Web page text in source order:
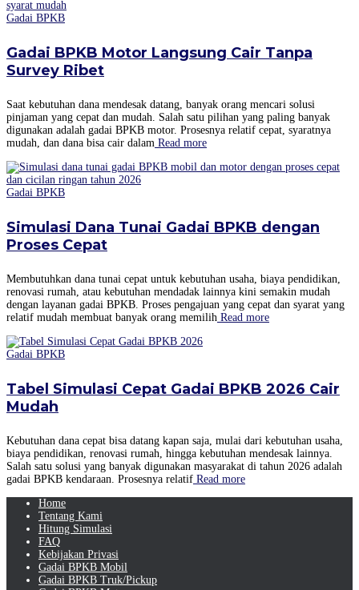
Gadai BPKB
Gadai BPKB Motor Langsung Cair Tanpa
Survey Ribet
Saat kebutuhan dana mendesak datang, banyak orang mencari solusi
pinjaman yang cepat dan mudah. Salah satu pilihan yang paling banyak
digunakan adalah gadai BPKB motor. Prosesnya relatif cepat, syaratnya
mudah, dan dana bisa cair dalam Read more
Gadai BPKB
Simulasi Dana Tunai Gadai BPKB dengan
Proses Cepat
Membutuhkan dana tunai cepat untuk kebutuhan usaha, biaya pendidikan,
renovasi rumah, atau kebutuhan mendadak lainnya kini semakin mudah
dengan layanan gadai BPKB. Proses pengajuan yang cepat dan syarat yang
relatif mudah membuat banyak orang memilih Read more
Gadai BPKB
Tabel Simulasi Cepat Gadai BPKB 2026 Cair
Mudah
Kebutuhan dana cepat bisa datang kapan saja, mulai dari kebutuhan usaha,
biaya pendidikan, renovasi rumah, hingga kebutuhan mendesak lainnya.
Salah satu solusi yang banyak digunakan masyarakat di tahun 2026 adalah
gadai BPKB kendaraan. Prosesnya relatif Read more
Home
Tentang Kami
Hitung Simulasi
FAQ
Kebijakan Privasi
Gadai BPKB Mobil
Gadai BPKB Truk/Pickup